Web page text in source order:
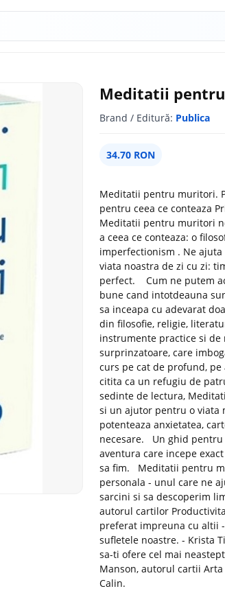
Meditatii
Brand / Editură: Publica
34.70 RON
Meditatii pentru muritori.
pentru ceea ce conteaza
Meditatii pentru muritori
a ceea ce conteaza: o
imperfectionism . Ne
viata noastra de zi cu zi:
perfect. Cum ne putem
bune cand intotdeauna
sa inceapa cu adevarat
din filosofie, religie,
instrumente practice si de
surprinzatoare, care
curs pe cat de profund,
citita ca un refugiu de
sedinte de lectura,
si un ajutor pentru o viata
potenteaza anxietatea,
necesare. Un ghid pentru
aventura care incepe
sa fim. Meditatii pentru
personala - unul care ne
sarcini si sa descoperim
autorul cartilor
preferat impreuna cu altii
sufletele noastre. - Krista
sa-ti ofere cel mai
Manson, autorul cartii
Calin.